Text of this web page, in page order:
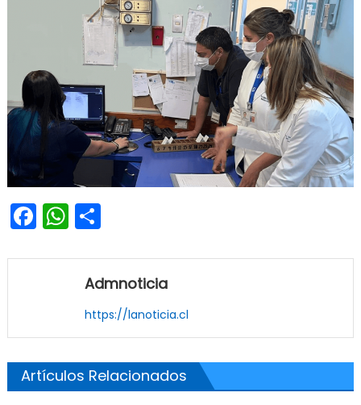
Facebook
WhatsApp
Share
Admnoticia
https://lanoticia.cl
Artículos Relacionados